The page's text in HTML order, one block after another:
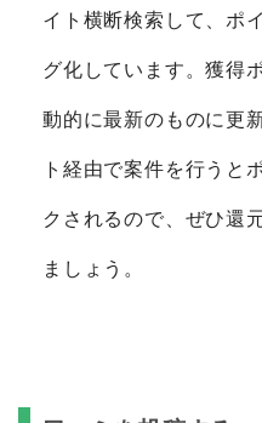
イト横断検索して、ポ
グ化しています。獲得
動的に最新のものに更
ト経由で案件を行うと
クされるので、ぜひ還
ましょう。